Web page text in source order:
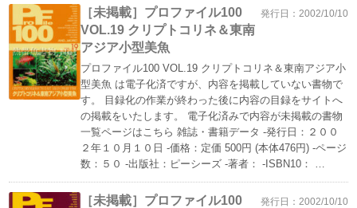
［未掲載］プロファイル100
VOL.19 クリプトコリネ＆東南
アジア小型美魚
発行日：2002/10/10
プロファイル100 VOL.19 クリプトコリネ＆東南アジア小
型美魚 は電子化済ですが、内容を掲載していない書物で
す。 目録化の作業が終わった後に内容の目録をサイトへ
の掲載をいたします。 電子化済みで内容が未掲載の書物
一覧ページはこちら 雑誌・書籍データ -発行日：２００
２年１０月１０日 -価格：定価 500円 (本体476円) -ページ
数：５０ -出版社：ピーシーズ -著者： -ISBN10： …
［未掲載］プロファイル100
発行日：2002/10/10